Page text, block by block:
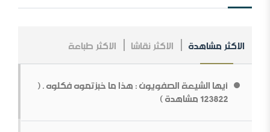
ما قولك في أبوي الرسول
الاكثر مشاهدة الاكثر نقاشا الاكثر طباعة
أيها الشيعة الصفويون : هذا ما خبزتموه فكلوه . (
123822 مشاهدة )